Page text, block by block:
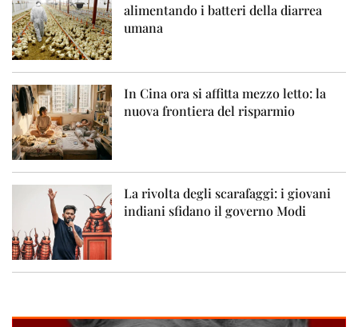
alimentando i batteri della diarrea
umana
In Cina ora si affitta mezzo letto: la
nuova frontiera del risparmio
La rivolta degli scarafaggi: i giovani
indiani sfidano il governo Modi